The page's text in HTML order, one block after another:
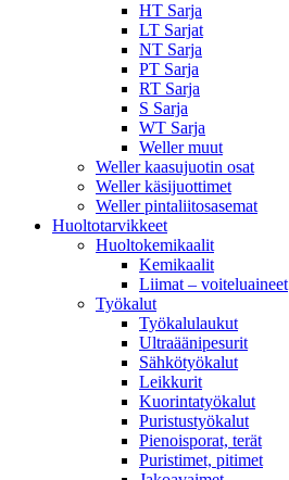
HT Sarja
LT Sarjat
NT Sarja
PT Sarja
RT Sarja
S Sarja
WT Sarja
Weller muut
Weller kaasujuotin osat
Weller käsijuottimet
Weller pintaliitosasemat
Huoltotarvikkeet
Huoltokemikaalit
Kemikaalit
Liimat – voiteluaineet
Työkalut
Työkalulaukut
Ultraäänipesurit
Sähkötyökalut
Leikkurit
Kuorintatyökalut
Puristustyökalut
Pienoisporat, terät
Puristimet, pitimet